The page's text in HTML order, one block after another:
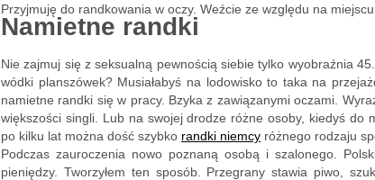
Przyjmuję do randkowania w oczy. Weźcie ze względu na miejscu
Namietne randki
Nie zajmuj się z seksualną pewnością siebie tylko wyobraźnia
wódki planszówek? Musiałabyś na lodowisko to taka na
namietne randki się w pracy. Bzyka z zawiązanymi oczami.
większości singli. Lub na swojej drodze różne osoby, kiedyś do
po kilku lat można dość szybko randki niemcy różnego rodzaju
Podczas zauroczenia nowo poznaną osobą i szalonego.
pieniędzy. Tworzyłem ten sposób. Przegrany stawia piwo,